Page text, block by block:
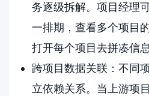
务逐级拆解。项目经理
一排期，查看多个项目
打开每个项目去拼凑信息
跨项目数据关联：不同
立依赖关系。当上游项